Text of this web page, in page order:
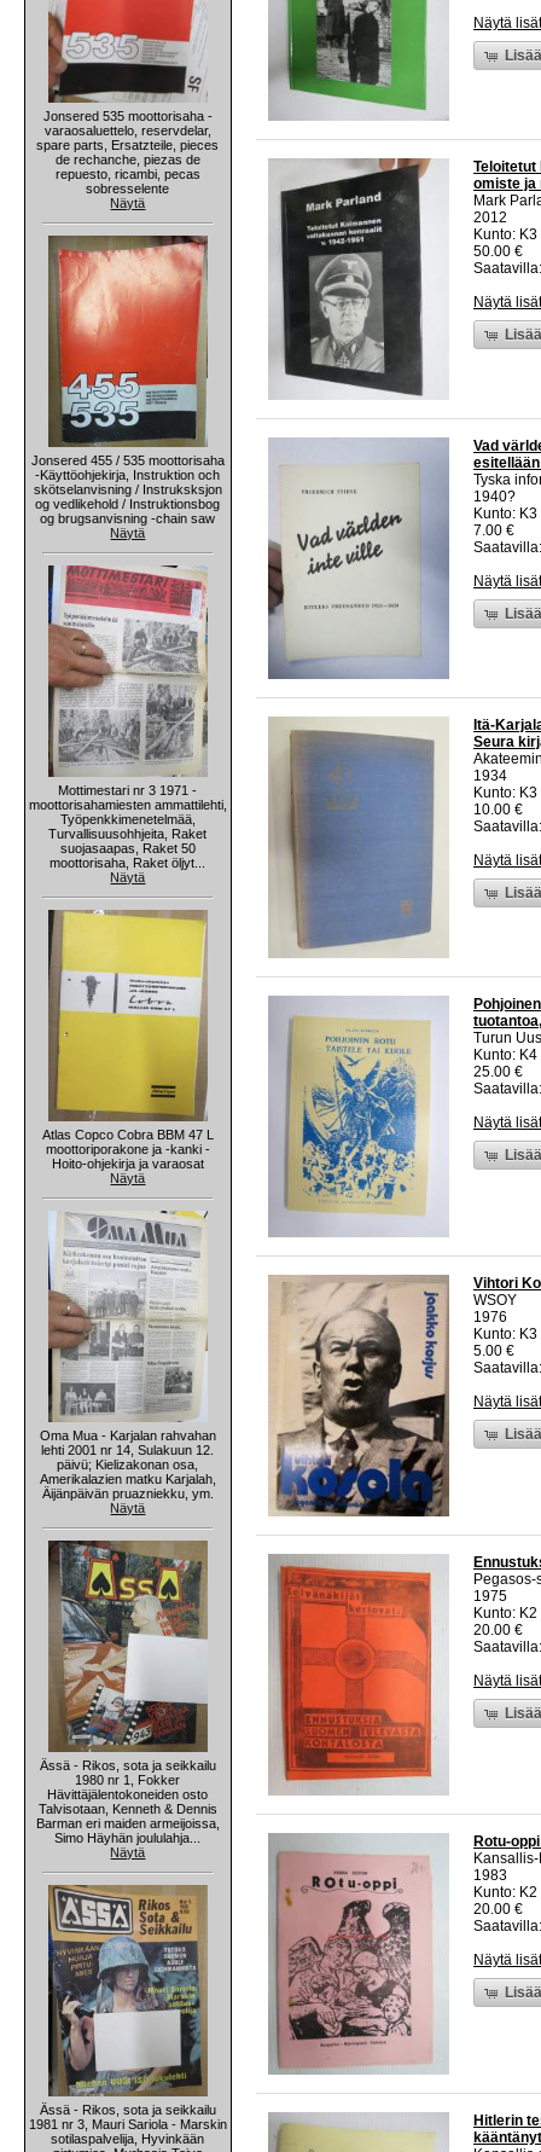
Jonsered 535 moottorisaha -
varaosaluettelo, reservdelar,
spare parts, Ersatzteile, pieces
de rechanche, piezas de
repuesto, ricambi, pecas
sobresselente
Näytä
Jonsered 455 / 535 moottorisaha
-Käyttöohjekirja, Instruktion och
skötselanvisning / Instruksksjon
og vedlikehold / Instruktionsbog
og brugsanvisning -chain saw
Näytä
Mottimestari nr 3 1971 -
moottorisahamiesten ammattilehti,
Työpenkkimenetelmää,
Turvallisuusohhjeita, Raket
suojasaapas, Raket 50
moottorisaha, Raket öljyt...
Näytä
Atlas Copco Cobra BBM 47 L
moottoriporakone ja -kanki -
Hoito-ohjekirja ja varaosat
Näytä
Oma Mua - Karjalan rahvahan
lehti 2001 nr 14, Sulakuun 12.
päivü; Kielizakonan osa,
Amerikalazien matku Karjalah,
Äijänpäivän pruazniekku, ym.
Näytä
Ässä - Rikos, sota ja seikkailu
1980 nr 1, Fokker
Hävittäjälentokoneiden osto
Talvisotaan, Kenneth & Dennis
Barman eri maiden armeijoissa,
Simo Häyhän joululahja...
Näytä
Ässä - Rikos, sota ja seikkailu
1981 nr 3, Mauri Sariola - Marskin
sotilaspalvelija, Hyvinkään
Näytä
Teloitetut
omiste ja
Mark
2012
Kunto:
50.00 €
Näytä
Vad
Tyska
1940?
Kunto:
7.00 €
Näytä
Itä-
Seura
1934
Kunto:
10.00 €
Näytä
Turun
Kunto:
25.00 €
Näytä
Vihtori
WSOY
1976
Kunto:
5.00 €
Näytä
Pegasos-
1975
Kunto:
20.00 €
Näytä
Rotu-
1983
Kunto:
20.00 €
Näytä
Hitlerin